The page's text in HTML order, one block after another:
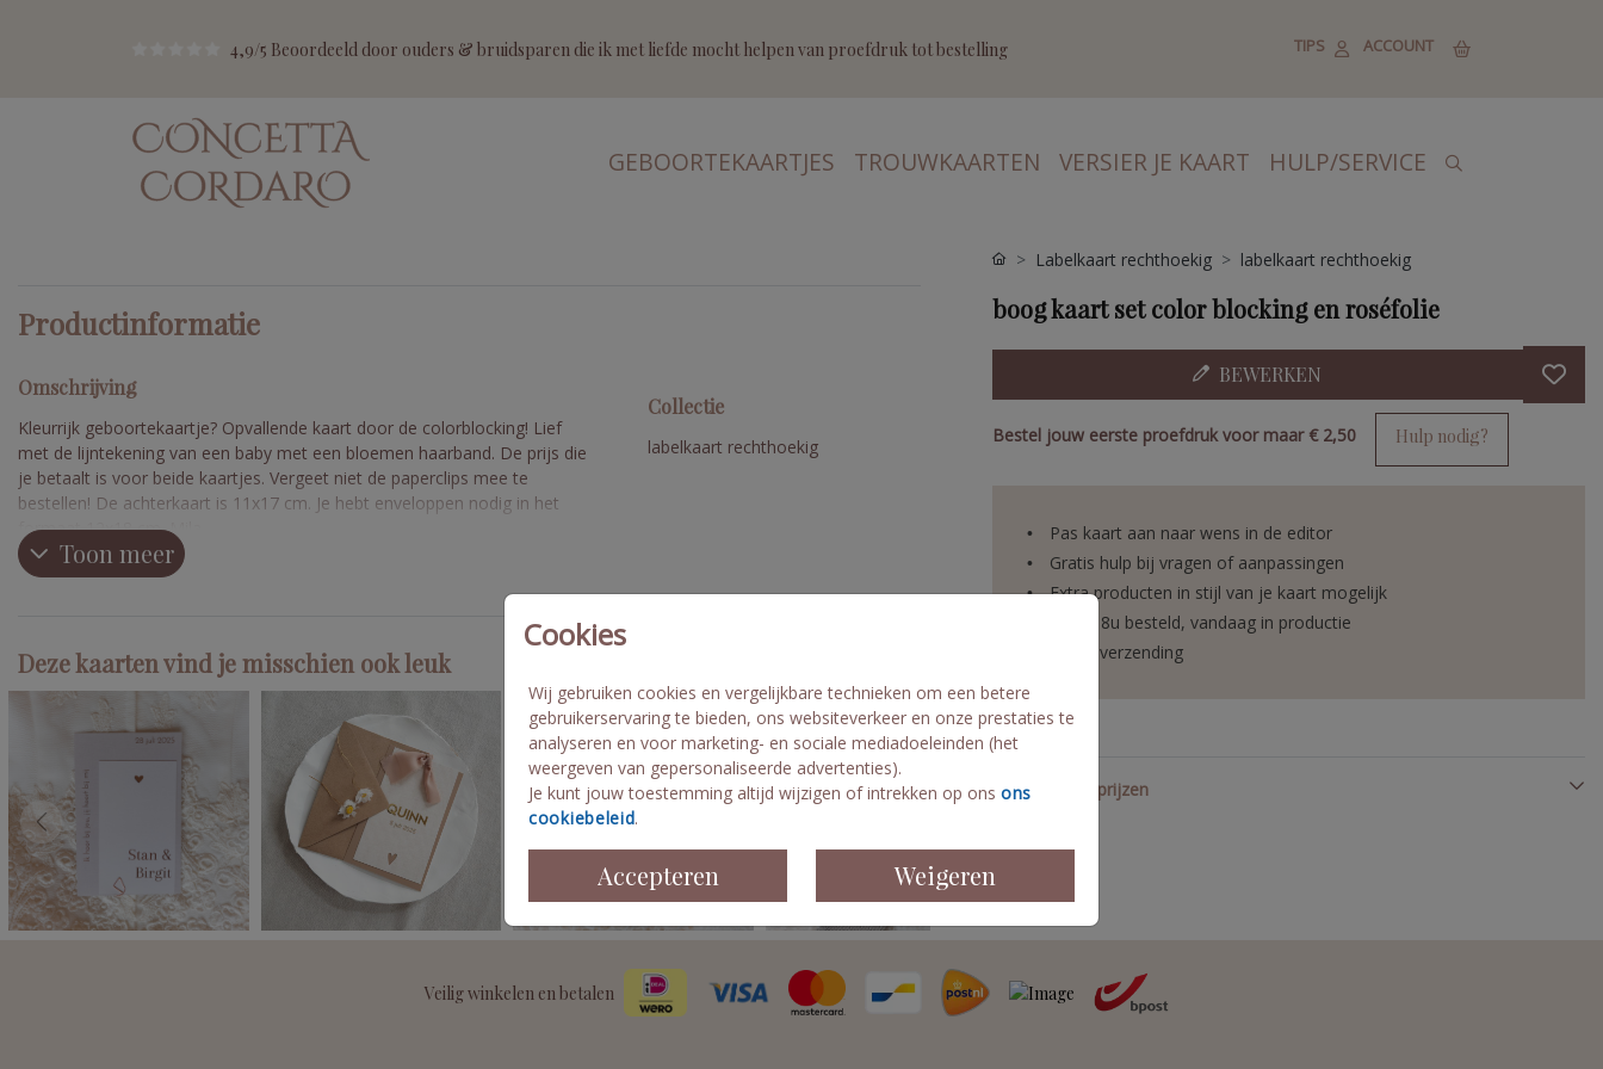
4,9/5 Beoordeeld door ouders & bruidsparen die ik met liefde mocht helpen van proefdruk tot bestelling TIPS ACCOUNT
GEBOORTEKAARTJES TROUWKAARTEN VERSIER JE KAART HULP/SERVICE
Cookies
Wij gebruiken cookies en vergelijkbare technieken om een betere
gebruikerservaring te bieden, ons websiteverkeer en onze prestaties te
analyseren en voor marketing- en sociale mediadoeleinden (het
weergeven van gepersonaliseerde advertenties).
Je kunt jouw toestemming altijd wijzigen of intrekken op ons ons
cookiebeleid.
Accepteren Weigeren
Productinformatie
Omschrijving
Kleurrijk geboortekaartje? Opvallende kaart door de colorblocking! Lief
met de lijntekening van een baby met een bloemen haarband. De prijs die
je betaalt is voor beide kaartjes. Vergeet niet de paperclips mee te
bestellen! De achterkaart is 11x17 cm. Je hebt enveloppen nodig in het
formaat 12x18 cm. Mila
Toon meer
Collectie
labelkaart rechthoekig
Deze kaarten vind je misschien ook leuk
Labelkaart rechthoekig labelkaart rechthoekig
boog kaart set color blocking en roséfolie
BEWERKEN
Bestel jouw eerste proefdruk voor maar € 2,50 Hulp nodig?
Pas kaart aan naar wens in de editor
Gratis hulp bij vragen of aanpassingen
Extra producten in stijl van je kaart mogelijk
Voor 18u besteld, vandaag in productie
Snelle verzending
Formaten en prijzen
Veilig winkelen en betalen